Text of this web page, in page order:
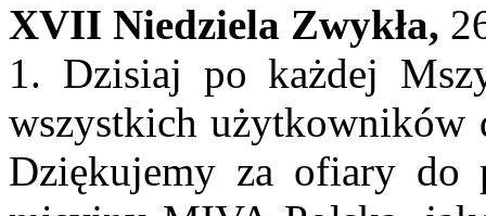
XVII Niedziela Zwykła,
1. Dzisiaj po każdej
wszystkich użytkowników
Dziękujemy za ofiary do